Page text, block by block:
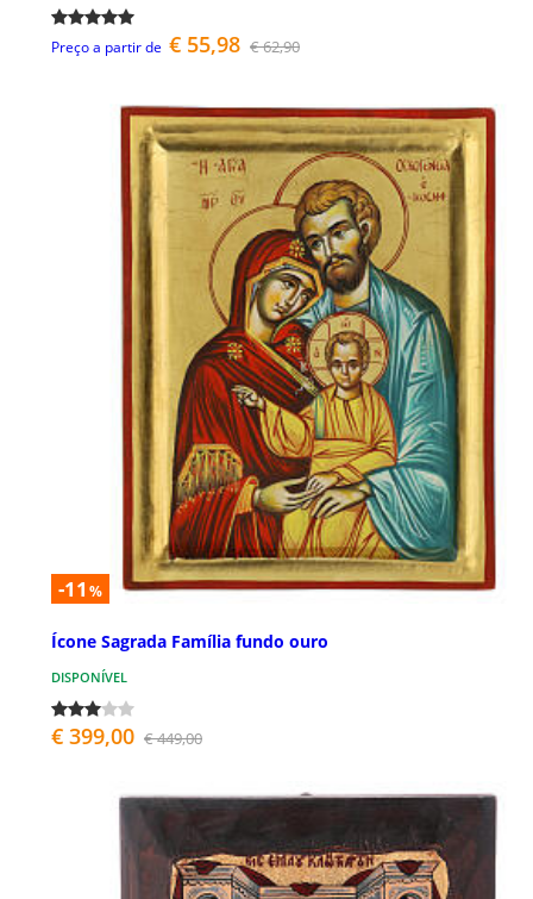
Preço a partir de € 55,98 € 62,90
-11 %
Ícone Sagrada Família fundo ouro
DISPONÍVEL
€ 399,00 € 449,00